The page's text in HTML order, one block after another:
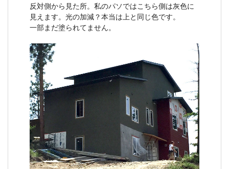
反対側から見た所。私のパソではこちら側は灰色に
見えます。光の加減？本当は上と同じ色です。
一部まだ塗られてません。